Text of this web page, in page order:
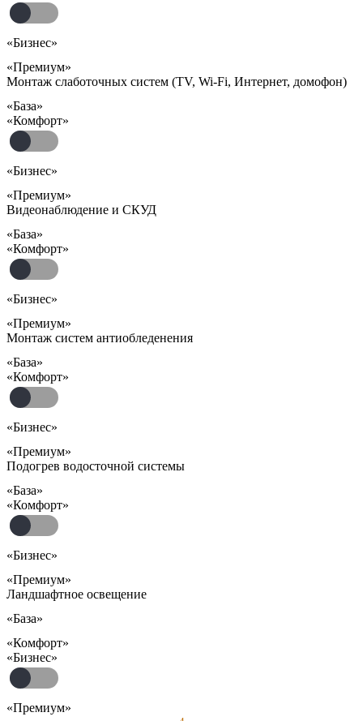
«Бизнес»
«Премиум»
Монтаж слаботочных систем (TV, Wi-Fi, Интернет, домофон)
«База»
«Комфорт»
«Бизнес»
«Премиум»
Видеонаблюдение и СКУД
«База»
«Комфорт»
«Бизнес»
«Премиум»
Монтаж систем антиобледенения
«База»
«Комфорт»
«Бизнес»
«Премиум»
Подогрев водосточной системы
«База»
«Комфорт»
«Бизнес»
«Премиум»
Ландшафтное освещение
«База»
«Комфорт»
«Бизнес»
«Премиум»